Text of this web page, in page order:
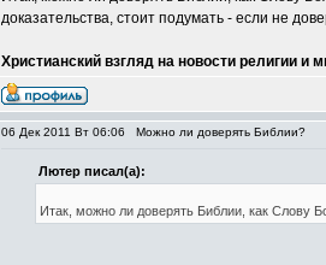
доказательства, стоит подумать - если не
Христианский взгляд на новости религии и
06 Дек 2011 Вт 06:06 Можно ли доверять Библии?
Лютер писал(а):
Итак, можно ли доверять Библии, как Слову